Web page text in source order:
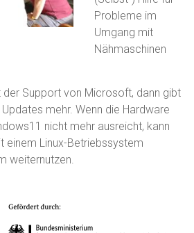
Probleme im
Umgang mit
Nähmaschinen
der Support von Microsoft, dann gibt
mehr. Wenn die Hardware
nicht mehr ausreicht, kann
einem Linux-Betriebssystem
weiternutzen.